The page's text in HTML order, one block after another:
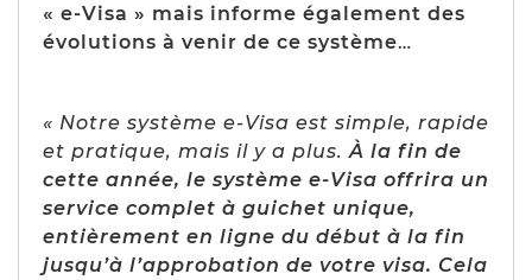
« e-Visa » mais informe également des
évolutions à venir de ce système…
« Notre système e-Visa est simple, rapide
et pratique, mais il y a plus.À la fin de
cette année, le système e-Visa offrira un
service complet à guichet unique,
entièrement en ligne du début à la fin
jusqu’à l’approbation de votre visa. Cela